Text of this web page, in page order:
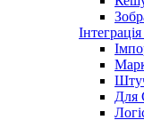
Для